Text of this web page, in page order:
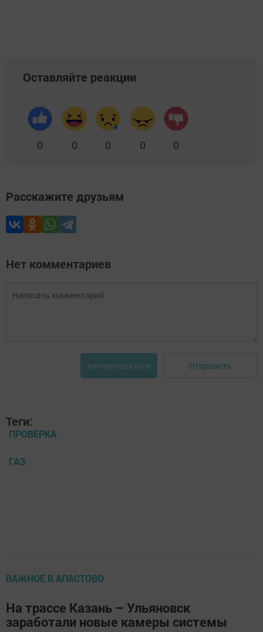
Оставляйте реакции
0 0 0 0 0
Расскажите друзьям
Нет комментариев
Авторизоваться Отправить
Теги:
ПРОВЕРКА
ГАЗ
ВАЖНОЕ В АПАСТОВО
На трассе Казань – Ульяновск
заработали новые камеры системы